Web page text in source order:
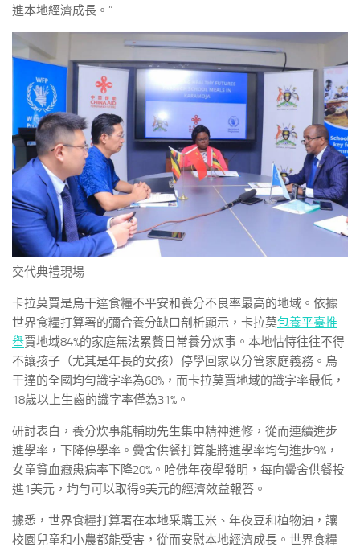
進本地經濟成長。”
交代典禮現場
卡拉莫賈是烏干達食糧不平安和養分不良率最高的地域。依據
世界食糧打算署的彌合養分缺口剖析顯示，卡拉莫包養平臺推
舉賈地域84%的家庭無法累贅日常養分炊事。本地怙恃往往不得
不讓孩子（尤其是年長的女孩）停學回家以分管家庭義務。烏
干達的全國均勻識字率為68%，而卡拉莫賈地域的識字率最低，
18歲以上生齒的識字率僅為31%。
研討表白，養分炊事能輔助先生集中精神進修，從而連續進步
進學率，下降停學率。黌舍供餐打算能將進學率均勻進步9%，
女童貧血癥患病率下降20%。哈佛年夜學發明，每向黌舍供餐投
進1美元，均勻可以取得9美元的經濟效益報答。
據悉，世界食糧打算署在本地采購玉米、年夜豆和植物油，讓
校園兒童和小農都能受害，從而安慰本地經濟成長。世界食糧